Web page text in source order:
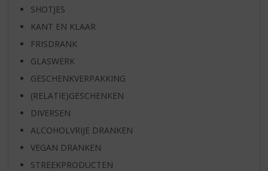
SHOTJES
KANT EN KLAAR
FRISDRANK
GLASWERK
GESCHENKVERPAKKING
(RELATIE)GESCHENKEN
DIVERSEN
ALCOHOLVRIJE DRANKEN
VEGAN DRANKEN
STREEKPRODUCTEN